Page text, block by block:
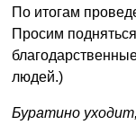
По итогам
Просим
людей.)
Буратино